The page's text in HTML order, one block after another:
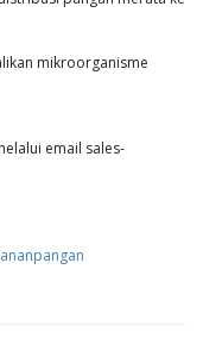
mikroorganisme
email sales-